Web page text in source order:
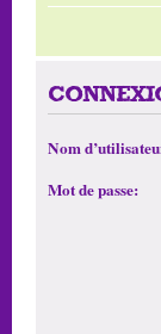
Nom
Mot de passe: